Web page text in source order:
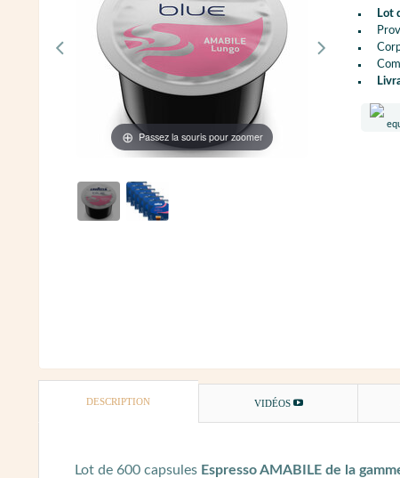
Passez la souris pour zoomer
Lot
DESCRIPTION VIDÉOS
Lot de 600 capsules Espresso AMABILE de la